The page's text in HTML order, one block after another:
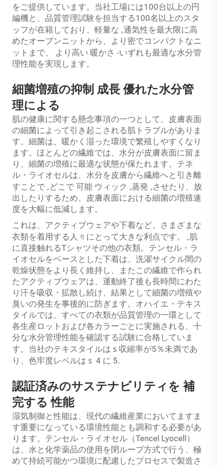
をご提供しています。当社工場には100台以上の円
編機と、品質管理試験を担当する100名以上のスタ
ッフが在籍しており、軽量な ,通気性を最大限に高
めたオープンニットから、より密でコンパクトなニ
ットまで、 より高い 暖かさ -いずれも最適な水分管
理性能を実現します。
細菌増殖の抑制 成長優れた水分管
理による
肌の健康に関する懸念事項の一つとして、皮膚表面
の細菌によって引き起こされる肌トラブルがありま
す。細菌は、暖かく湿った環境で繁殖しやすくなり
ます。ほとんどの繊維では、水分が皮膚表面に留ま
り、細菌の増殖に最適な状態が保たれます。テネ
ル・ライオセルは、水分を皮膚から繊維へと引き離
すことで , どこで 可能 ウィック ,蒸発 , させたり、放
出したりするため、皮膚表面における細菌の増殖速
度を大幅に低減します。
これは、アクティブウェアや下着など、さまざまな
衣類を着用する人々にとって大きな利点です。 , 肌
に直接触れるTシャツその他の衣類。テンセル・ラ
イオセルをベースとした下着は、洗濯サイクル間の
乾燥状態をより長く維持し、またこの繊維で作られ
たアクティブウェアは、運動終了後も長時間にわた
り汗を吸収・拡散し続け、結果として細菌の増殖や
臭いの発生を事後的に防ぎます。オハイエ・テキス
タイルでは、すべての衣類が品質管理の一環として
各生産ロットおよび各カラーごとに実施される、十
分な水分管理性能を確認する試験に合格していま
す。当社のテキスタイルは s 収縮率が5％未満であ
り、色牢度レベルは s 4 に 5.
認証済みのサステナビリティを補
完する性能
湿気制御と性能は、現代の繊維産業においてますま
す重要になっている環境性能とも調和する必要があ
ります。テンセル・ライオセル（Tencel Lyocell）
は、水と化学薬品の使用を閉ループ方式で行う、極
めて持続可能かつ環境に配慮したプロセスで製造さ